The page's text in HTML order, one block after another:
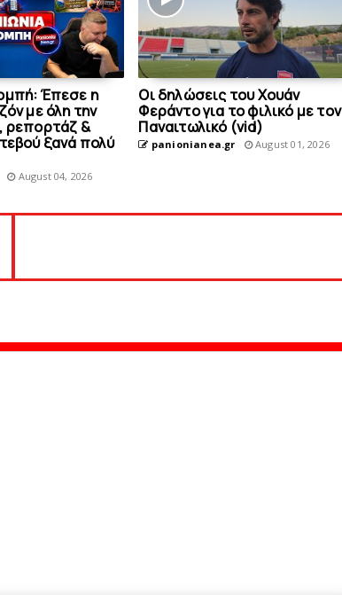
Έπεσε η
με όλη την
ρεπορτάζ &
ξανά πολύ
August 04, 2026
Οι δηλώσεις του Χουάν
Φεράντο για το φιλικό με τoν
Παναιτωλικό (vid)
panionianea.gr August 01, 2026